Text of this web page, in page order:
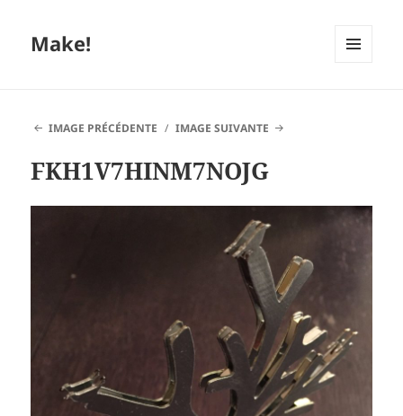
Make!
IMAGE PRÉCÉDENTE
IMAGE SUIVANTE
FKH1V7HINM7NOJG